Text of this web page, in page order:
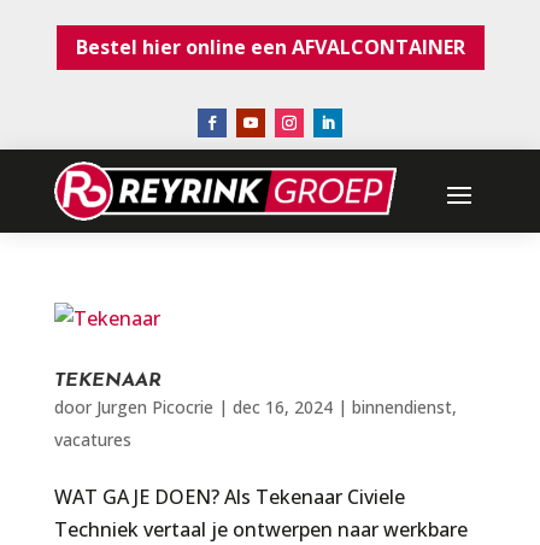
Bestel hier online een AFVALCONTAINER
TEKENAAR
door Jurgen Picocrie | dec 16, 2024| binnendienst,
vacatures
WAT GA JE DOEN? Als Tekenaar Civiele
Techniek vertaal je ontwerpen naar werkbare